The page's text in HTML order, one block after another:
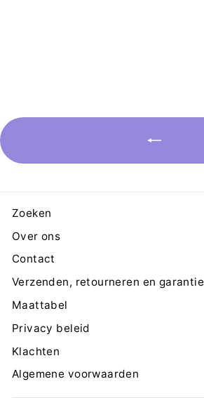
Zoeken
Over ons
Contact
Verzenden, retourneren en garantie
Maattabel
Privacy beleid
Klachten
Algemene voorwaarden